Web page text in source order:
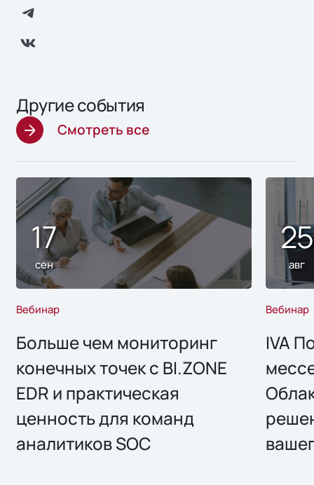
Другие события
Смотреть все
17
сен
Вебинар
Больше чем мониторинг
конечных точек с BI.ZONE
EDR и практическая
ценность для команд
аналитиков SOC
25
авг
Вебинар
IVA